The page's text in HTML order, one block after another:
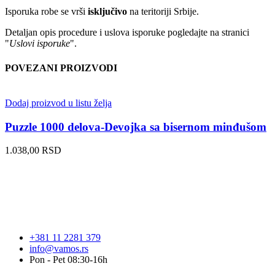
Isporuka robe se vrši isključivo na teritoriji Srbije.
Detaljan opis procedure i uslova isporuke pogledajte na stranici
"Uslovi isporuke".
POVEZANI PROIZVODI
Dodaj proizvod u listu želja
Puzzle 1000 delova-Devojka sa bisernom minđušom
1.038,00 RSD
+381 11 2281 379
info@vamos.rs
Pon - Pet 08:30-16h